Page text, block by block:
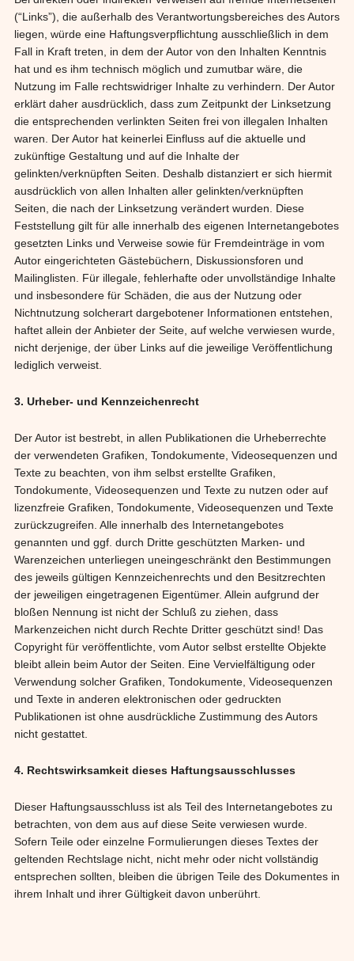
(“Links”), die außerhalb des Verantwortungsbereiches des Autors
liegen, würde eine Haftungsverpflichtung ausschließlich in dem
Fall in Kraft treten, in dem der Autor von den Inhalten Kenntnis
hat und es ihm technisch möglich und zumutbar wäre, die
Nutzung im Falle rechtswidriger Inhalte zu verhindern. Der Autor
erklärt daher ausdrücklich, dass zum Zeitpunkt der Linksetzung
die entsprechenden verlinkten Seiten frei von illegalen Inhalten
waren. Der Autor hat keinerlei Einfluss auf die aktuelle und
zukünftige Gestaltung und auf die Inhalte der
gelinkten/verknüpften Seiten. Deshalb distanziert er sich hiermit
ausdrücklich von allen Inhalten aller gelinkten/verknüpften
Seiten, die nach der Linksetzung verändert wurden. Diese
Feststellung gilt für alle innerhalb des eigenen Internetangebotes
gesetzten Links und Verweise sowie für Fremdeinträge in vom
Autor eingerichteten Gästebüchern, Diskussionsforen und
Mailinglisten. Für illegale, fehlerhafte oder unvollständige Inhalte
und insbesondere für Schäden, die aus der Nutzung oder
Nichtnutzung solcherart dargebotener Informationen entstehen,
haftet allein der Anbieter der Seite, auf welche verwiesen wurde,
nicht derjenige, der über Links auf die jeweilige Veröffentlichung
lediglich verweist.
3. Urheber- und Kennzeichenrecht
Der Autor ist bestrebt, in allen Publikationen die Urheberrechte
der verwendeten Grafiken, Tondokumente, Videosequenzen und
Texte zu beachten, von ihm selbst erstellte Grafiken,
Tondokumente, Videosequenzen und Texte zu nutzen oder auf
lizenzfreie Grafiken, Tondokumente, Videosequenzen und Texte
zurückzugreifen. Alle innerhalb des Internetangebotes
genannten und ggf. durch Dritte geschützten Marken- und
Warenzeichen unterliegen uneingeschränkt den Bestimmungen
des jeweils gültigen Kennzeichenrechts und den Besitzrechten
der jeweiligen eingetragenen Eigentümer. Allein aufgrund der
bloßen Nennung ist nicht der Schluß zu ziehen, dass
Markenzeichen nicht durch Rechte Dritter geschützt sind! Das
Copyright für veröffentlichte, vom Autor selbst erstellte Objekte
bleibt allein beim Autor der Seiten. Eine Vervielfältigung oder
Verwendung solcher Grafiken, Tondokumente, Videosequenzen
und Texte in anderen elektronischen oder gedruckten
Publikationen ist ohne ausdrückliche Zustimmung des Autors
nicht gestattet.
4. Rechtswirksamkeit dieses Haftungsausschlusses
Dieser Haftungsausschluss ist als Teil des Internetangebotes zu
betrachten, von dem aus auf diese Seite verwiesen wurde.
Sofern Teile oder einzelne Formulierungen dieses Textes der
geltenden Rechtslage nicht, nicht mehr oder nicht vollständig
entsprechen sollten, bleiben die übrigen Teile des Dokumentes in
ihrem Inhalt und ihrer Gültigkeit davon unberührt.